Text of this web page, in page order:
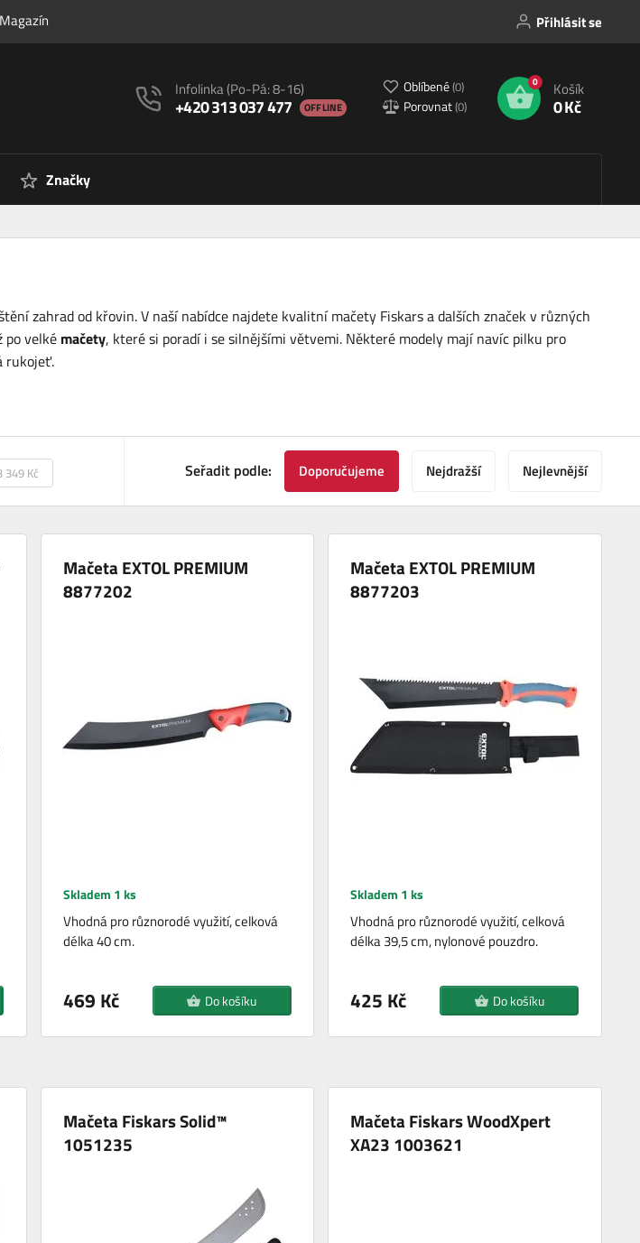
Magazín Přihlásit se
Infolinka(Po-Pá: 8-16)
+420 313 037 477 OFFLINE
Oblíbené(0)
Porovnat(0)
0 Košík
0 Kč
Značky
zahrad od křovin. V naší nabídce najdete kvalitní mačety Fiskars a dalších značek v různých
po velké mačety, které si poradí i se silnějšími větvemi. Některé modely mají navíc pilku pro
rukojeť.
Seřadit podle: Doporučujeme Nejdražší Nejlevnější
Mačeta EXTOL PREMIUM
8877202
Skladem 1 ks
Vhodná pro různorodé využití, celková
délka 40 cm.
469 Kč Do košíku
Mačeta EXTOL PREMIUM
8877203
Skladem 1 ks
Vhodná pro různorodé využití, celková
délka 39,5 cm, nylonové pouzdro.
425 Kč Do košíku
Mačeta Fiskars Solid™
1051235
Mačeta Fiskars WoodXpert
XA23 1003621